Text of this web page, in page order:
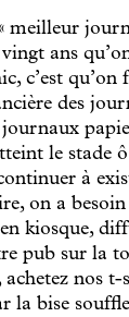
meilleur
ans
c’est
des
le stade
à
on a
kiosque,
pub sur la
achetez nos
la bise